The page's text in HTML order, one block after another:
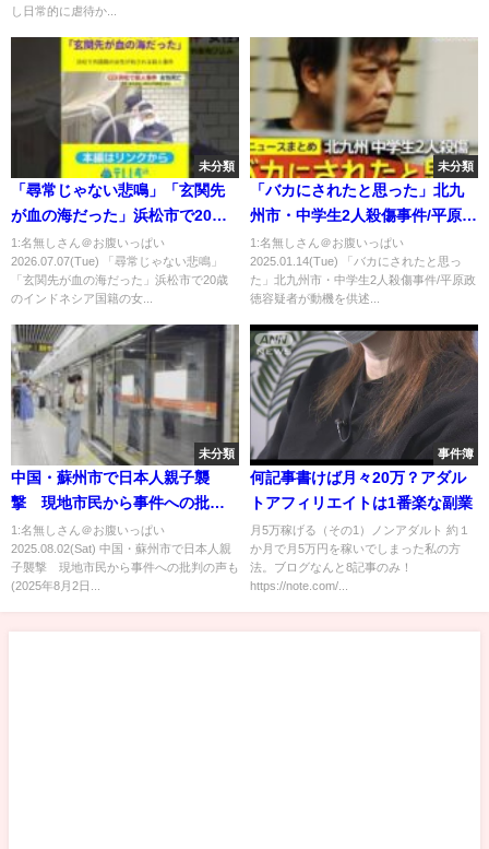
し日常的に虐待か...
未分類
「尋常じゃない悲鳴」「玄関先
が血の海だった」浜松市で20歳
のインドネシア国籍の女性が刺
され死亡 犯行直後に部屋から
出てきた小柄な人物 近くの東
事件として捜査 静岡・浜松市
1:名無しさん＠お腹いっぱい
2026.07.07(Tue) 「尋常じゃない悲鳴」
「玄関先が血の海だった」浜松市で20歳
のインドネシア国籍の女...
未分類
「バカにされたと思った」北九
州市・中学生2人殺傷事件/平原政
徳容疑者が動機を供述/殺人容疑
は否認/自宅と車から数十本の刃
物押収 など（関連ニュースまと
1:名無しさん＠お腹いっぱい
2025.01.14(Tue) 「バカにされたと思っ
た」北九州市・中学生2人殺傷事件/平原政
徳容疑者が動機を供述...
未分類
中国・蘇州市で日本人親子襲
撃 現地市民から事件への批判
の声も(2025年8月2日)
1:名無しさん＠お腹いっぱい
2025.08.02(Sat) 中国・蘇州市で日本人親
子襲撃 現地市民から事件への批判の声も
(2025年8月2日...
事件簿
何記事書けば月々20万？アダル
トアフィリエイトは1番楽な副業
月5万稼げる（その1）ノンアダルト 約１
か月で月5万円を稼いでしまった私の方
法。ブログなんと8記事のみ！
https://note.com/...